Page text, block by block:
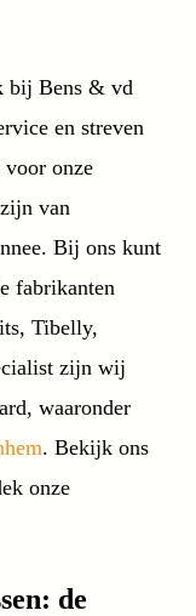
bij Bens & vd
en streven
voor onze
van
Bij ons kunt
fabrikanten
Tibelly,
zijn wij
waaronder
. Bekijk ons
onze
de